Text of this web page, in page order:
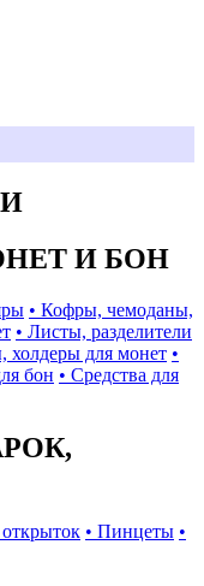
И БОН
• Кофры, чемоданы,
• Листы, разделители
холдеры для монет •
бон • Средства для
• Пинцеты •